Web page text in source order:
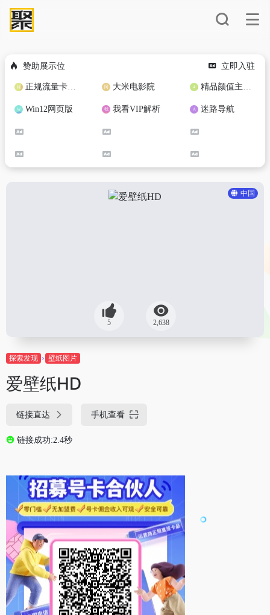
赞助展示位 立即入驻
正规流量卡免费加盟合作 大米电影院 精品颜值主播定制
Win12网页版 我看VIP解析 迷路导航
中国
5 2,638
探索发现 壁纸图片
爱壁纸HD
链接直达 手机查看
链接成功:2.4秒